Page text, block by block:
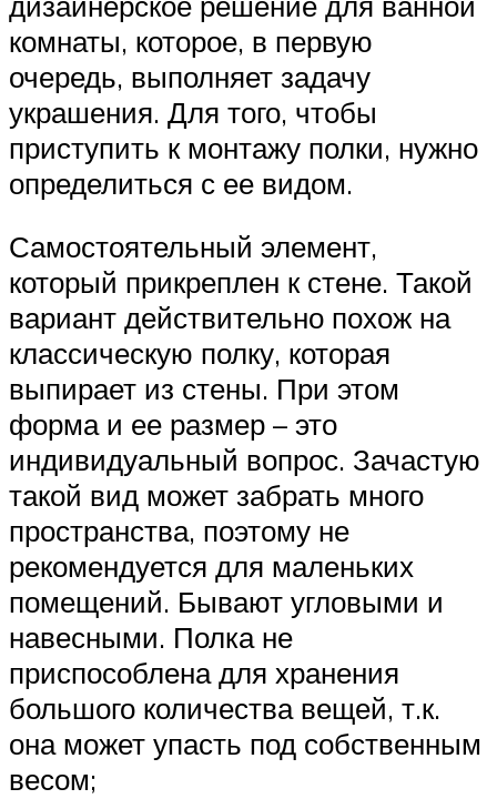
комнаты, которое, в первую
очередь, выполняет задачу
украшения. Для того, чтобы
приступить к монтажу полки, нужно
определиться с ее видом.
Самостоятельный элемент,
который прикреплен к стене. Такой
вариант действительно похож на
классическую полку, которая
выпирает из стены. При этом
форма и ее размер – это
индивидуальный вопрос. Зачастую
такой вид может забрать много
пространства, поэтому не
рекомендуется для маленьких
помещений. Бывают угловыми и
навесными. Полка не
приспособлена для хранения
большого количества вещей, т.к.
она может упасть под собственным
весом;